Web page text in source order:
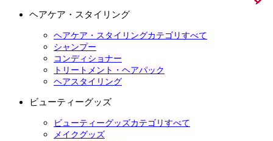
ヘアケア・スタイリング
ヘアケア・スタイリングカテゴリすべて
シャンプー
コンディショナー
トリートメント・ヘアパック
ヘアスタイリング
ビューティーグッズ
ビューティーグッズカテゴリすべて
メイクグッズ